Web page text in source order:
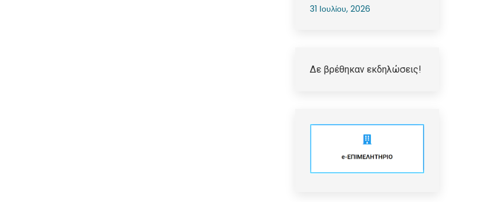
31 Ιουλίου, 2026
Δε βρέθηκαν εκδηλώσεις!